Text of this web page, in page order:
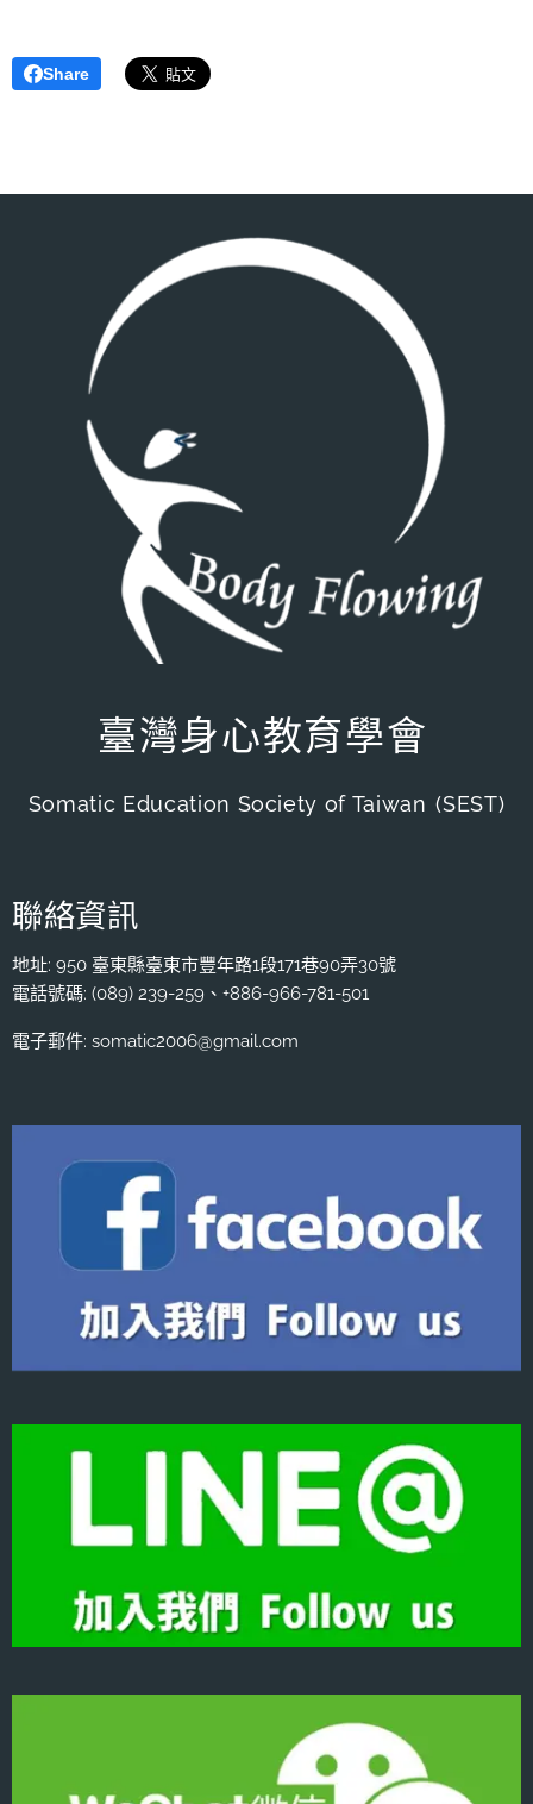
Share
臺灣身心教育學會
Somatic Education Society of Taiwan (SEST)
聯絡資訊
地址: 950 臺東縣臺東市豐年路1段171巷90弄30號
電話號碼: (089) 239-259、+886-966-781-501
電子郵件: somatic2006@gmail.com